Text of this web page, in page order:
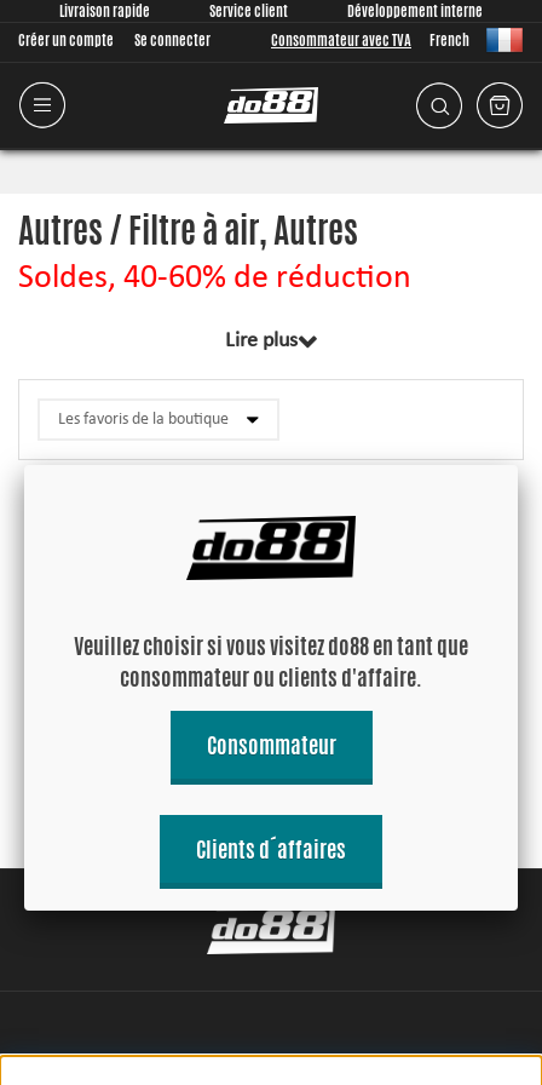
Livraison rapide Service client
Développement interne
Créer un compte
Se connecter Consommateur avec TVA French
Autres / Filtre à air, Autres
Soldes, 40-60% de réduction
Lire plus
Audi S6 A8 S8, BMC Filtre à
air adapté au modèle
34.80 EUR
Acheter!
BMC CDA Carbon Dynamic
Airbox, Carbone, Raccord
120mm, Longueur 260mm
404.90 EUR
Acheter!
Veuillez choisir si vous visitez do88 en tant que
consommateur ou clients d'affaire.
Consommateur
Clients d´affaires